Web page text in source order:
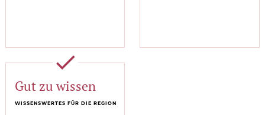
done
Gut zu wissen
WISSENSWERTES FÜR DIE REGION